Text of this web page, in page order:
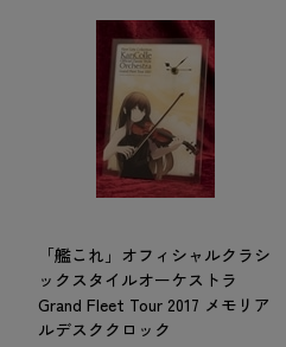
「艦これ」オフィシャルクラシ
ックスタイルオーケストラ
Grand Fleet Tour 2017 メモリア
ルデスククロック